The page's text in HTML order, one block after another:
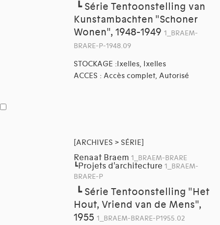
┗ Série Tentoonstelling van
Kunstambachten "Schoner
Wonen", 1948-1949 1_BRAEM-
BRARE-P-1948.09
STOCKAGE :Ixelles, Ixelles
ACCES : Accès complet, Autorisé
[ARCHIVES > SÉRIE]
Renaat Braem 1_BRAEM-BRARE
┗Projets d'architecture 1_BRAEM-
BRARE-P
┗ Série Tentoonstelling "Het
Hout, Vriend van de Mens",
1955 1_BRAEM-BRARE-P1955.02